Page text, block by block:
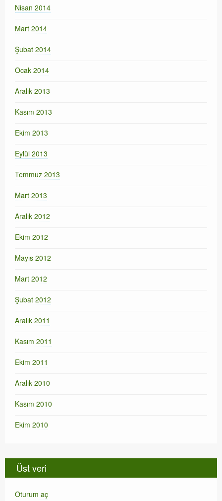
Nisan 2014
Mart 2014
Şubat 2014
Ocak 2014
Aralık 2013
Kasım 2013
Ekim 2013
Eylül 2013
Temmuz 2013
Mart 2013
Aralık 2012
Ekim 2012
Mayıs 2012
Mart 2012
Şubat 2012
Aralık 2011
Kasım 2011
Ekim 2011
Aralık 2010
Kasım 2010
Ekim 2010
Üst veri
Oturum aç